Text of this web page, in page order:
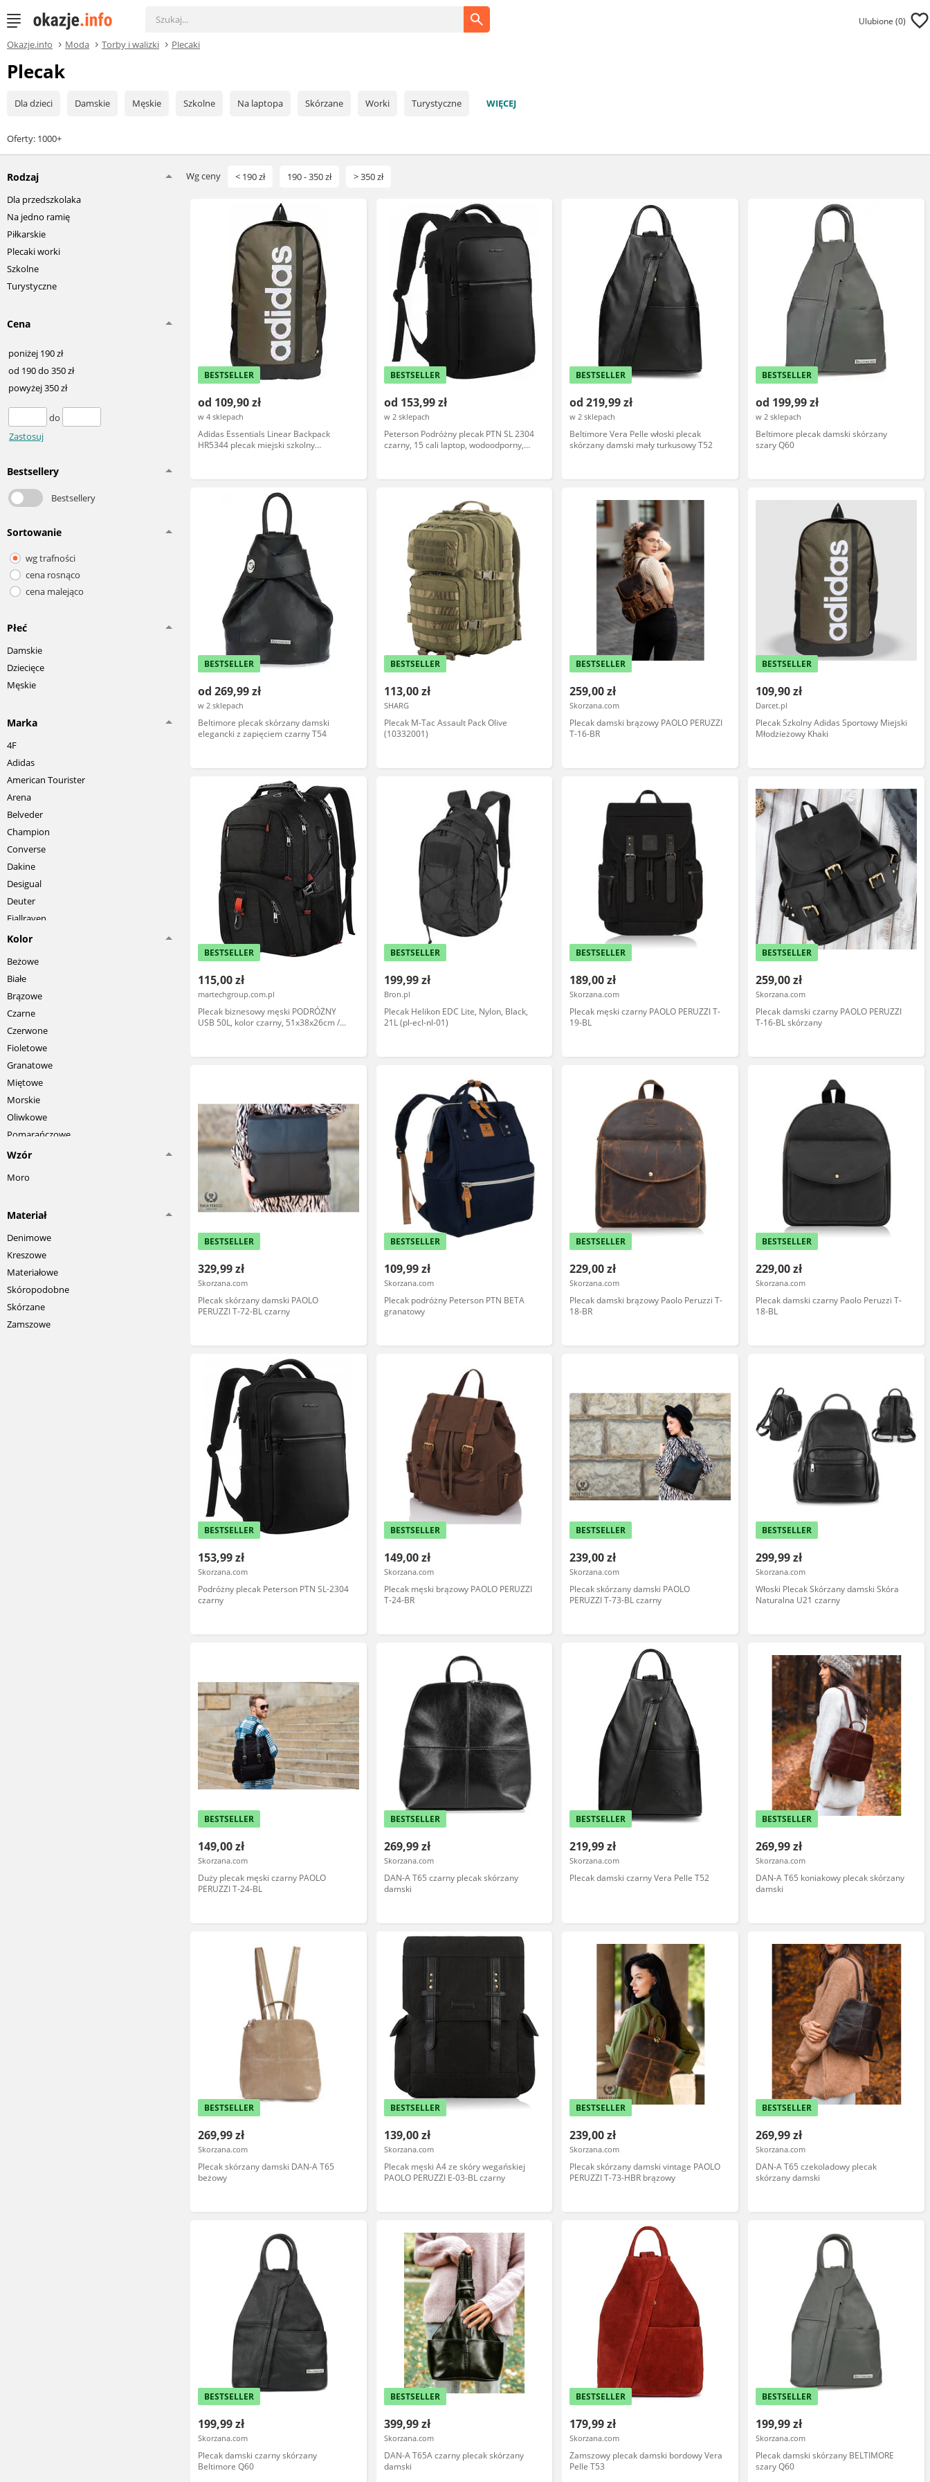
Ulubione (0)
Okazje.info Moda Torby i walizki Plecaki
Plecak
Dla dzieci Damskie Męskie Szkolne Na laptopa Skórzane Worki Turystyczne WIĘCEJ
Oferty: 1000+
Rodzaj
Dla przedszkolaka
Na jedno ramię
Piłkarskie
Plecaki worki
Szkolne
Turystyczne
Cena
poniżej 190 zł
od 190 do 350 zł
powyżej 350 zł
do
Zastosuj
Bestsellery
Bestsellery
Sortowanie
wg trafności
cena rosnąco
cena malejąco
Płeć
Damskie
Dziecięce
Męskie
Marka
4F
Adidas
American Tourister
Arena
Belveder
Champion
Converse
Dakine
Desigual
Deuter
Fjallraven
Hedgren
National Geographic
Samsonite
Umbro
Vans
Kolor
Beżowe
Białe
Brązowe
Czarne
Czerwone
Fioletowe
Granatowe
Miętowe
Morskie
Oliwkowe
Pomarańczowe
Różowe
Wzór
Moro
Materiał
Denimowe
Kreszowe
Materiałowe
Skóropodobne
Skórzane
Zamszowe
Wg ceny < 190 zł 190 - 350 zł > 350 zł
BESTSELLER
od 109,90 zł
w 4 sklepach
Adidas Essentials Linear Backpack
HR5344 plecak miejski szkolny
BESTSELLER
od 153,99 zł
w 2 sklepach
Peterson Podróżny plecak PTN SL 2304
czarny, 15 cali laptop, wodoodporny,
BESTSELLER
od 219,99 zł
w 2 sklepach
Beltimore Vera Pelle włoski plecak
skórzany damski mały turkusowy T52
BESTSELLER
od 199,99 zł
w 2 sklepach
Beltimore plecak damski skórzany
szary Q60
BESTSELLER
od 269,99 zł
w 2 sklepach
Beltimore plecak skórzany damski
elegancki z zapięciem czarny T54
BESTSELLER
113,00 zł
SHARG
Plecak M-Tac Assault Pack Olive
(10332001)
BESTSELLER
259,00 zł
Skorzana.com
Plecak damski brązowy PAOLO PERUZZI
T-16-BR
BESTSELLER
109,90 zł
Darcet.pl
Plecak Szkolny Adidas Sportowy Miejski
Młodzieżowy Khaki
BESTSELLER
115,00 zł
martechgroup.com.pl
Plecak biznesowy męski PODRÓŻNY
USB 50L, kolor czarny, 51x38x26cm /
BESTSELLER
199,99 zł
Bron.pl
Plecak Helikon EDC Lite, Nylon, Black,
21L (pl-ecl-nl-01)
BESTSELLER
189,00 zł
Skorzana.com
Plecak męski czarny PAOLO PERUZZI T-
19-BL
BESTSELLER
259,00 zł
Skorzana.com
Plecak damski czarny PAOLO PERUZZI
T-16-BL skórzany
BESTSELLER
329,99 zł
Skorzana.com
Plecak skórzany damski PAOLO
PERUZZI T-72-BL czarny
BESTSELLER
109,99 zł
Skorzana.com
Plecak podróżny Peterson PTN BETA
granatowy
BESTSELLER
229,00 zł
Skorzana.com
Plecak damski brązowy Paolo Peruzzi T-
18-BR
BESTSELLER
229,00 zł
Skorzana.com
Plecak damski czarny Paolo Peruzzi T-
18-BL
BESTSELLER
153,99 zł
Skorzana.com
Podróżny plecak Peterson PTN SL-2304
czarny
BESTSELLER
149,00 zł
Skorzana.com
Plecak męski brązowy PAOLO PERUZZI
T-24-BR
BESTSELLER
239,00 zł
Skorzana.com
Plecak skórzany damski PAOLO
PERUZZI T-73-BL czarny
BESTSELLER
299,99 zł
Skorzana.com
Włoski Plecak Skórzany damski Skóra
Naturalna U21 czarny
BESTSELLER
149,00 zł
Skorzana.com
Duży plecak męski czarny PAOLO
PERUZZI T-24-BL
BESTSELLER
269,99 zł
Skorzana.com
DAN-A T65 czarny plecak skórzany
damski
BESTSELLER
219,99 zł
Skorzana.com
Plecak damski czarny Vera Pelle T52
BESTSELLER
269,99 zł
Skorzana.com
DAN-A T65 koniakowy plecak skórzany
damski
BESTSELLER
269,99 zł
Skorzana.com
Plecak skórzany damski DAN-A T65
beżowy
BESTSELLER
139,00 zł
Skorzana.com
Plecak męski A4 ze skóry wegańskiej
PAOLO PERUZZI E-03-BL czarny
BESTSELLER
239,00 zł
Skorzana.com
Plecak skórzany damski vintage PAOLO
PERUZZI T-73-HBR brązowy
BESTSELLER
269,99 zł
Skorzana.com
DAN-A T65 czekoladowy plecak
skórzany damski
BESTSELLER
199,99 zł
Skorzana.com
Plecak damski czarny skórzany
Beltimore Q60
BESTSELLER
399,99 zł
Skorzana.com
DAN-A T65A czarny plecak skórzany
damski
BESTSELLER
179,99 zł
Skorzana.com
Zamszowy plecak damski bordowy Vera
Pelle T53
BESTSELLER
199,99 zł
Skorzana.com
Plecak damski skórzany BELTIMORE
szary Q60